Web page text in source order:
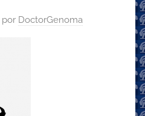
por DoctorGenoma